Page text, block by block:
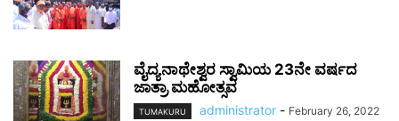
ವೈದ್ಯನಾಥೇಶ್ವರ ಸ್ವಾಮಿಯ 23ನೇ ವರ್ಷದ
ಜಾತ್ರಾ ಮಹೋತ್ಸವ
TUMAKURU administrator - February 26, 2022